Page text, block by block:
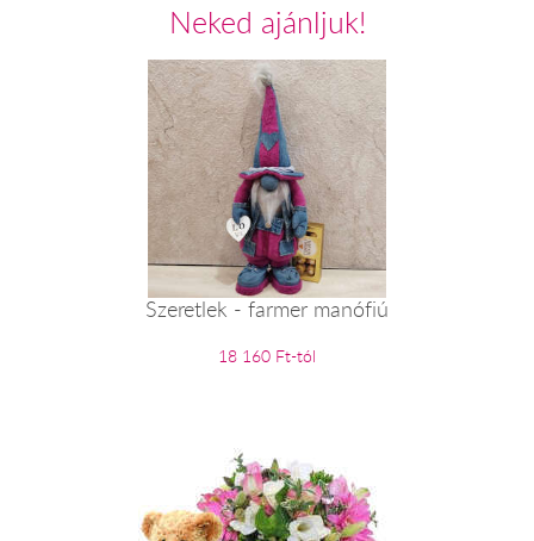
Neked ajánljuk!
Szeretlek - farmer manófiú
18 160 Ft-tól